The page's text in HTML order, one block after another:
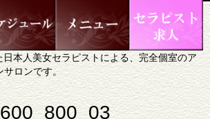
日本人美女セラピストによる、完全個室のア
サロンです。
600_800_03